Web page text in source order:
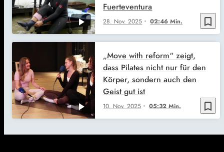
bookmark_border
28. Nov. 2025 02:46 Min.
Fuerteventura
bookmark_border
10. Nov. 2025 05:32 Min.
„Move with reform“ zeigt,
dass Pilates nicht nur für den
Körper, sondern auch den
Geist gut ist